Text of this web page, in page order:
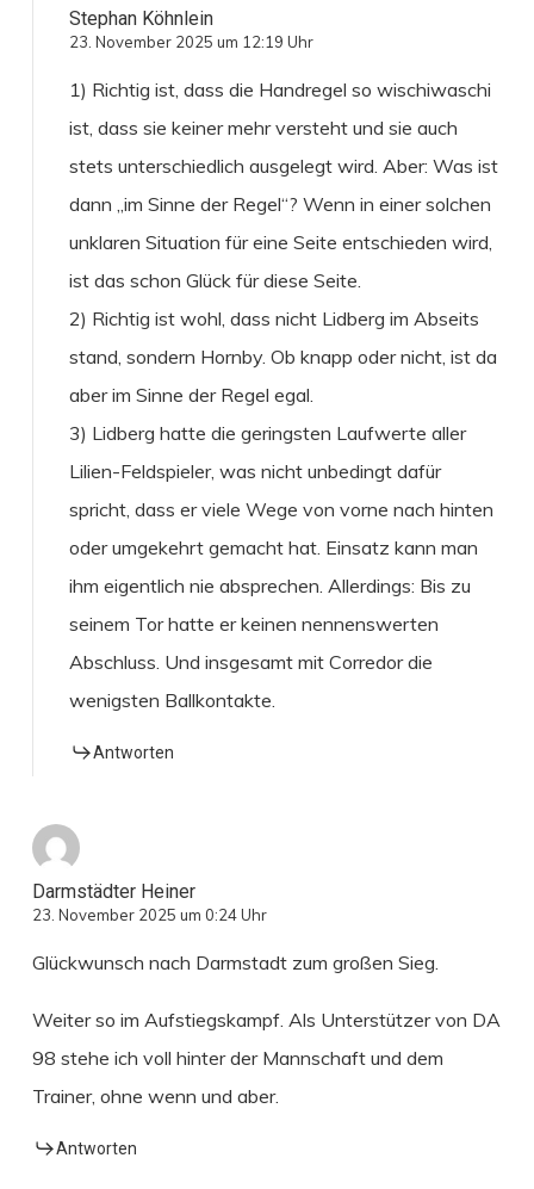
Stephan Köhnlein
23. November 2025 um 12:19 Uhr
1) Richtig ist, dass die Handregel so wischiwaschi
ist, dass sie keiner mehr versteht und sie auch
stets unterschiedlich ausgelegt wird. Aber: Was ist
dann „im Sinne der Regel“? Wenn in einer solchen
unklaren Situation für eine Seite entschieden wird,
ist das schon Glück für diese Seite.
2) Richtig ist wohl, dass nicht Lidberg im Abseits
stand, sondern Hornby. Ob knapp oder nicht, ist da
aber im Sinne der Regel egal.
3) Lidberg hatte die geringsten Laufwerte aller
Lilien-Feldspieler, was nicht unbedingt dafür
spricht, dass er viele Wege von vorne nach hinten
oder umgekehrt gemacht hat. Einsatz kann man
ihm eigentlich nie absprechen. Allerdings: Bis zu
seinem Tor hatte er keinen nennenswerten
Abschluss. Und insgesamt mit Corredor die
wenigsten Ballkontakte.
Antworten
Darmstädter Heiner
23. November 2025 um 0:24 Uhr
Glückwunsch nach Darmstadt zum großen Sieg.
Weiter so im Aufstiegskampf. Als Unterstützer von DA
98 stehe ich voll hinter der Mannschaft und dem
Trainer, ohne wenn und aber.
Antworten